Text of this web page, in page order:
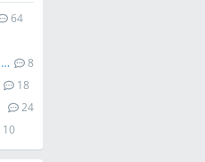
64
Ako prekonať úzkosť v prvých týždňoch tehotenstva? 8
18
24
10